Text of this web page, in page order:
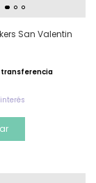
San Valentin
transferencia